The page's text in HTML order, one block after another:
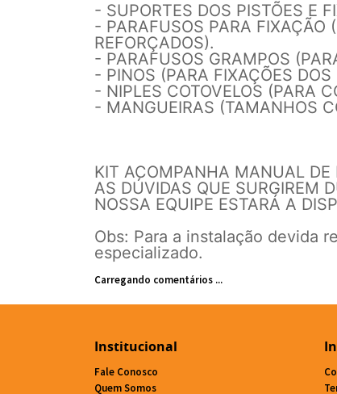
- SUPORTES DOS PISTÕES E
- PARAFUSOS PARA FIXAÇÃO
REFORÇADOS).
- PARAFUSOS GRAMPOS
- PINOS (PARA FIXAÇÕES
- NIPLES COTOVELOS (PARA
- MANGUEIRAS (TAMANHOS
KIT ACOMPANHA MANUAL DE
AS DÚVIDAS QUE SURGIREM
NOSSA EQUIPE ESTARÁ A
Obs: Para a instalação devida
especializado.
Carregando comentários ...
Institucional
Fale Conosco
Quem Somos